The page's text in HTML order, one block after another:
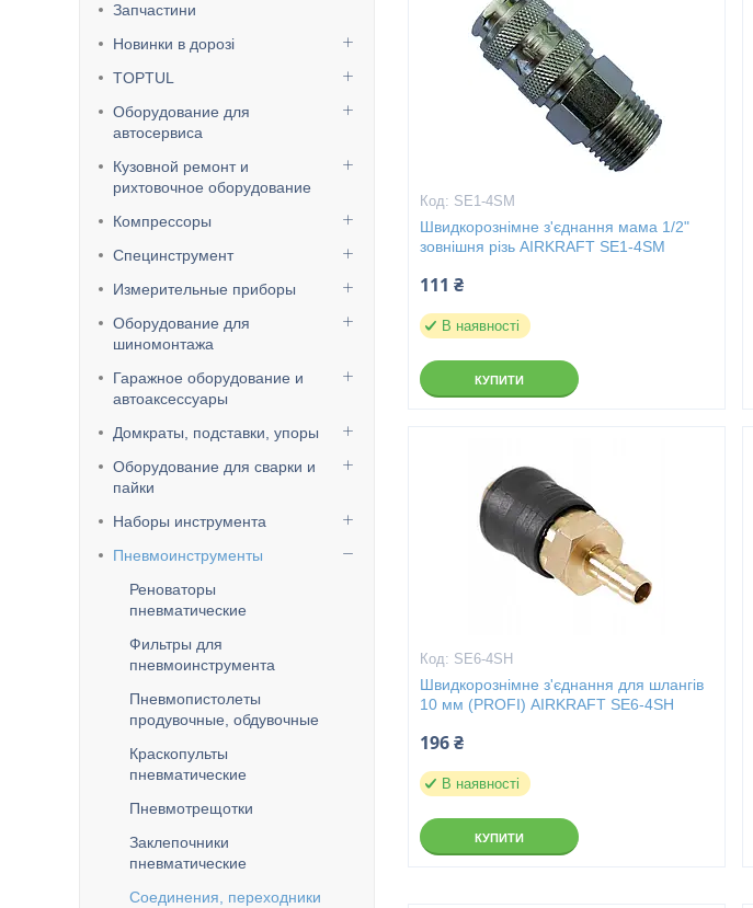
Запчастини
Новинки в дорозі
TOPTUL
Оборудование для
автосервиса
Кузовной ремонт и
рихтовочное оборудование
Компрессоры
Специнструмент
Измерительные приборы
Оборудование для
шиномонтажа
Гаражное оборудование и
автоаксессуары
Домкраты, подставки, упоры
Оборудование для сварки и
пайки
Наборы инструмента
Пневмоинструменты
Реноваторы
пневматические
Фильтры для
пневмоинструмента
Пневмопистолеты
продувочные, обдувочные
Краскопульты
пневматические
Пневмотрещотки
Заклепочники
пневматические
Соединения, переходники
SE1-4SM
Швидкорознімне з'єднання мама 1/2"
зовнішня різь AIRKRAFT SE1-4SM
111 ₴
В наявності
КУПИТИ
SE6-4SH
Швидкорознімне з'єднання для шлангів
10 мм (PROFI) AIRKRAFT SE6-4SH
196 ₴
В наявності
КУПИТИ